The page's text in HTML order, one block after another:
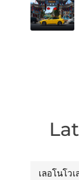
เลอโนโว